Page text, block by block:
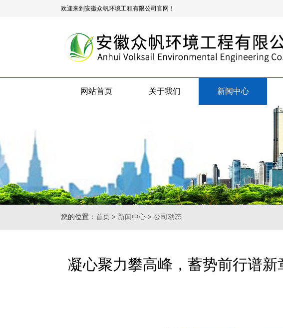
欢迎来到安徽众帆环境工程有限公司官网！
网站首页 关于我们 新闻中心
您的位置： 首页 > 新闻中心 > 公司动态
凝心聚力攀高峰，蓄势前行谱